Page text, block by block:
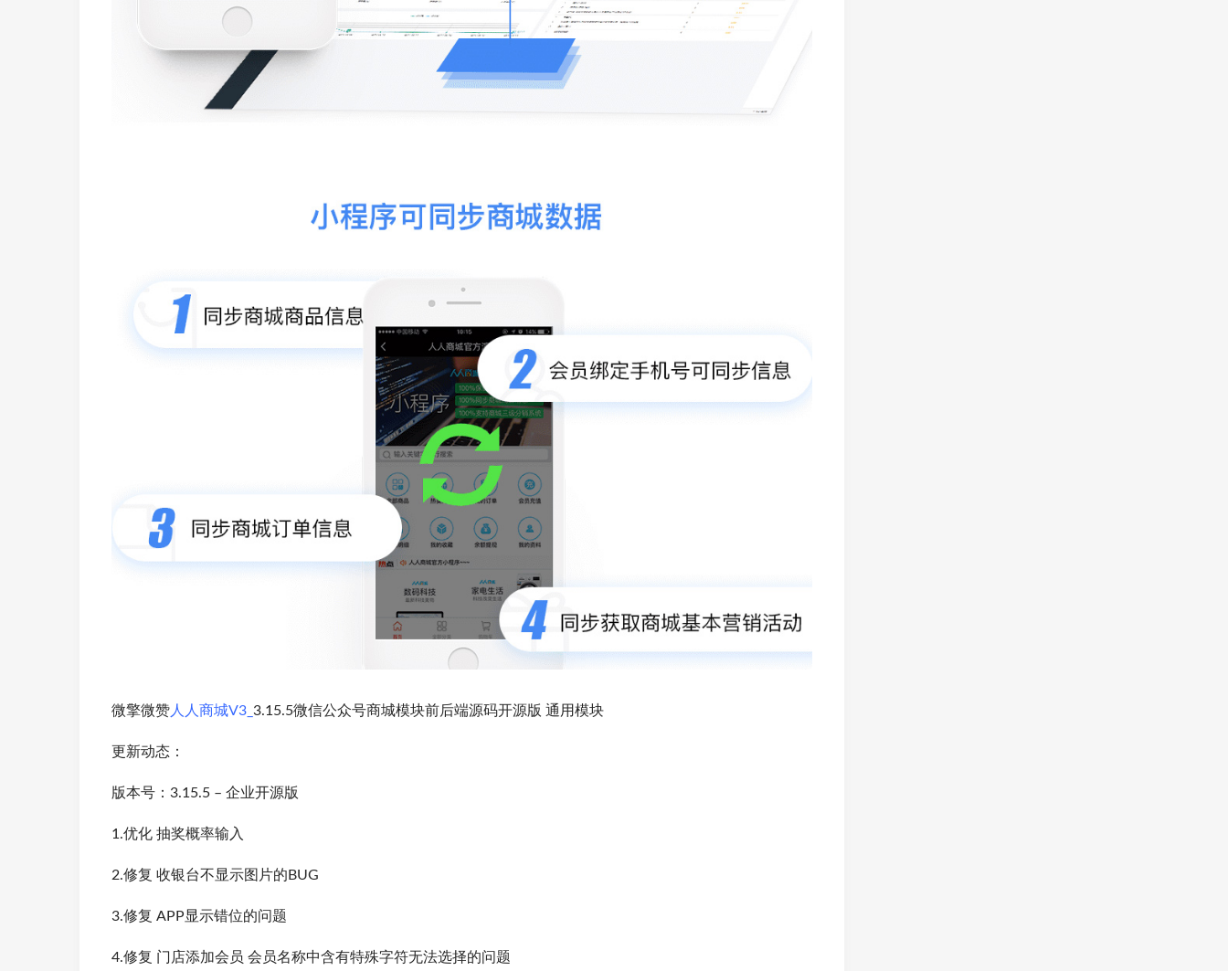
微擎微赞 人人商城V3_ 3.15.5微信公众号商城模块前后端源码开源版 通用模块
更新动态：
版本号：3.15.5 – 企业开源版
1.优化 抽奖概率输入
2.修复 收银台不显示图片的BUG
3.修复 APP显示错位的问题
4.修复 门店添加会员 会员名称中含有特殊字符无法选择的问题